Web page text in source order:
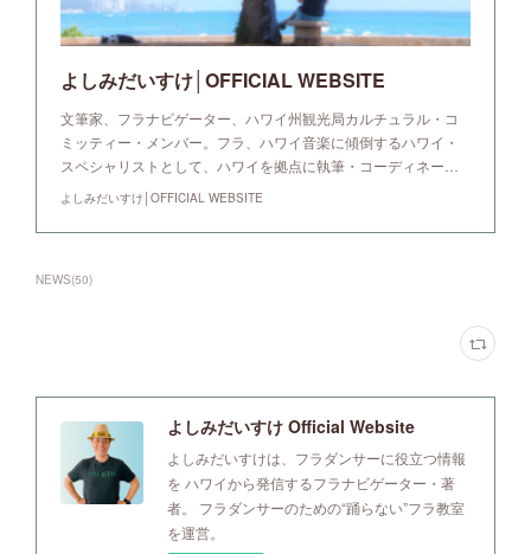
よしみだいすけ│OFFICIAL WEBSITE
文筆家、フラナビゲーター、ハワイ州観光局カルチュラル・コ
ミッティー・メンバー。フラ、ハワイ音楽に傾倒するハワイ・
スペシャリストとして、ハワイを拠点に執筆・コーディネー…
よしみだいすけ│OFFICIAL WEBSITE
NEWS(50)
よしみだいすけ Official Website
よしみだいすけは、フラダンサーに役立つ情報
を ハワイから発信するフラナビゲーター・著
者。 フラダンサーのための“踊らない”フラ教室
を運営。